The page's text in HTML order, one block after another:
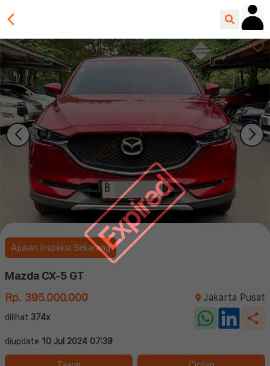
Expired
Ajukan Inspeksi Sekarang
Mazda CX-5 GT
Rp. 395.000.000
Jakarta Pusat
dilihat 374x
diupdate 10 Jul 2024 07:39